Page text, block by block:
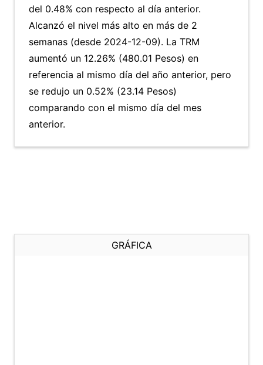
del 0.48% con respecto al día anterior.
Alcanzó el nivel más alto en más de 2
semanas (desde 2024-12-09). La TRM
aumentó un 12.26% (480.01 Pesos) en
referencia al mismo día del año anterior, pero
se redujo un 0.52% (23.14 Pesos)
comparando con el mismo día del mes
anterior.
GRÁFICA